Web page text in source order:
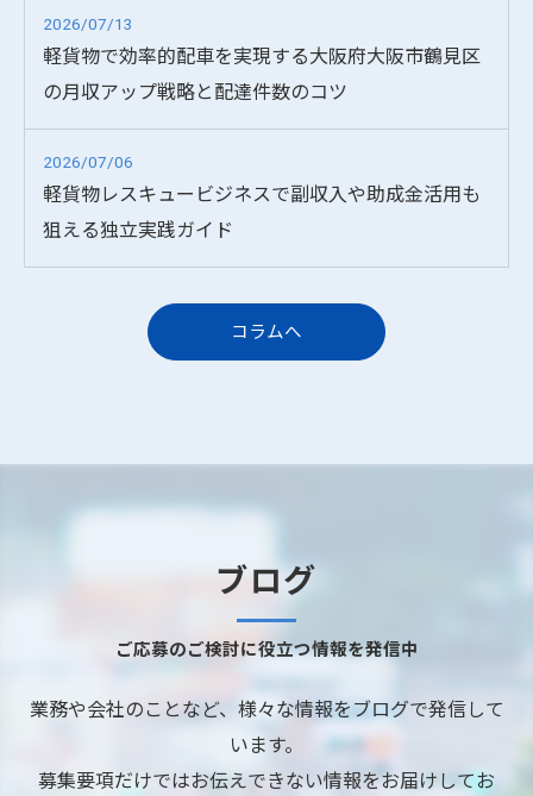
2026/07/13
軽貨物で効率的配車を実現する大阪府大阪市鶴見区
の月収アップ戦略と配達件数のコツ
2026/07/06
軽貨物レスキュービジネスで副収入や助成金活用も
狙える独立実践ガイド
コラムへ
ご応募のご検討に役立つ情報を発信中
ブログ
業務や会社のことなど、様々な情報をブログで発信して
います。
募集要項だけではお伝えできない情報をお届けしてお